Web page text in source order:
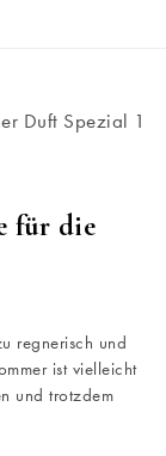
für die
regnerisch und
ist vielleicht
und trotzdem